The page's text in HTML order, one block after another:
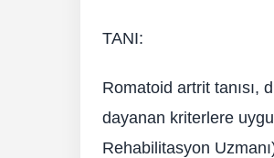
TANI:
Romatoid artrit tanısı,
dayanan kriterlere
Rehabilitasyon